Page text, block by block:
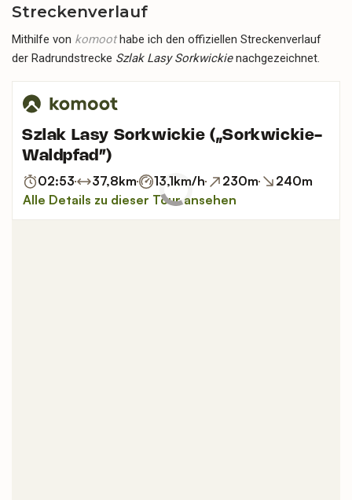
Streckenverlauf
Mithilfe von komoothabe ich den offiziellen Streckenverlauf
der Radrundstrecke Szlak Lasy Sorkwickienachgezeichnet.